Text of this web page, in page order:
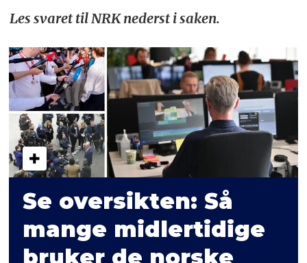
Les svaret til NRK nederst i saken.
Se oversikten: Så
mange midlertidige
bruker de norske